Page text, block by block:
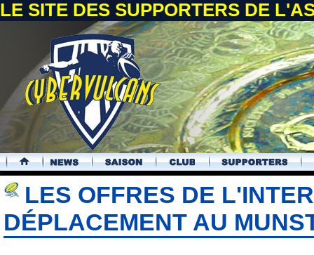
LE SITE DES SUPPORTERS DE
.
LES OFFRES DE
DÉPLACEMENT AU